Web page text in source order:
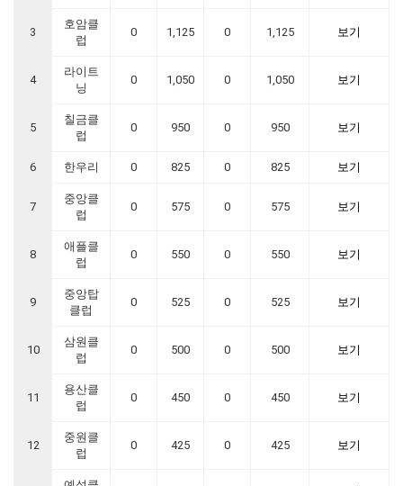
3
호암클
럽
0 1,125 0 1,125 보기
4
라이트
닝
0 1,050 0 1,050 보기
5
칠금클
럽
0 950 0 950 보기
6 한우리 0 825 0 825 보기
7
중앙클
럽
0 575 0 575 보기
8
애플클
럽
0 550 0 550 보기
9
중앙탑
클럽
0 525 0 525 보기
10
삼원클
럽
0 500 0 500 보기
11
용산클
럽
0 450 0 450 보기
12
중원클
럽
0 425 0 425 보기